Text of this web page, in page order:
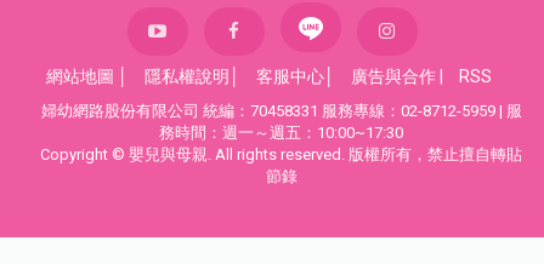
網站地圖 隱私權說明 客服中心 廣告與合作 RSS
婦幼網路股份有限公司 統編：70458331 服務專線：02-8712-5959 | 服
務時間：週一～週五：10:00~17:30
Copyright © 嬰兒與母親. All rights reserved. 版權所有，禁止擅自轉貼
節錄